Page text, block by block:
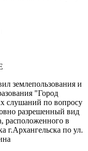
землепользования и
"Город
слушаний по вопросу
разрешенный вид
расположенного в
г.Архангельска по ул.